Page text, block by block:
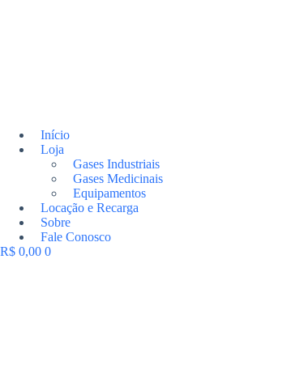
Início
Loja
Gases Industriais
Gases Medicinais
Equipamentos
Locação e Recarga
Sobre
Fale Conosco
R$ 0,00 0